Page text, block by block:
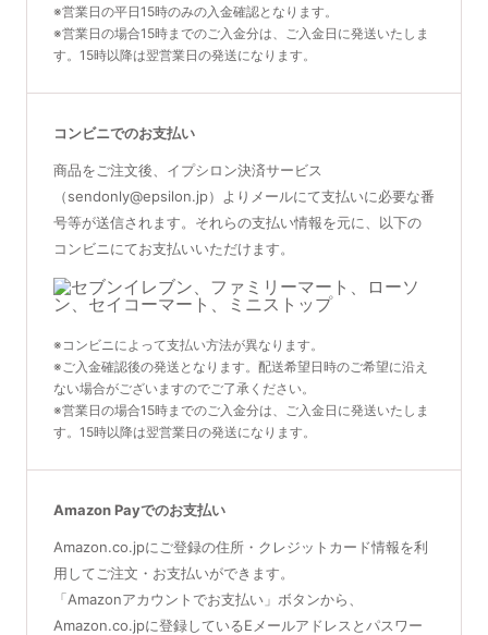
※営業日の平日15時のみの入金確認となります。
※営業日の場合15時までのご入金分は、ご入金日に発送いたしま
す。15時以降は翌営業日の発送になります。
コンビニでのお支払い
商品をご注文後、イプシロン決済サービス
（sendonly@epsilon.jp）よりメールにて支払いに必要な番
号等が送信されます。それらの支払い情報を元に、以下の
コンビニにてお支払いいただけます。
※コンビニによって支払い方法が異なります。
※ご入金確認後の発送となります。配送希望日時のご希望に沿え
ない場合がございますのでご了承ください。
※営業日の場合15時までのご入金分は、ご入金日に発送いたしま
す。15時以降は翌営業日の発送になります。
Amazon Payでのお支払い
Amazon.co.jpにご登録の住所・クレジットカード情報を利
用してご注文・お支払いができます。
「Amazonアカウントでお支払い」ボタンから、
Amazon.co.jpに登録しているEメールアドレスとパスワー